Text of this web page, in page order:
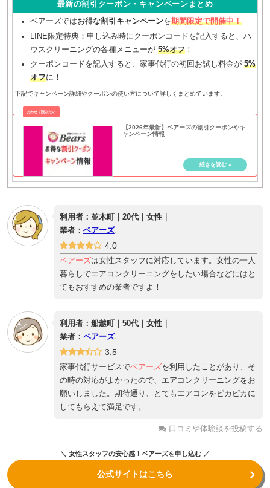
最新の割引クーポン・キャンペーンまとめ
ベアーズではお得な割引キャンペーンを期間限定で開催中！
LINE限定特典：申し込み時にクーポンコードを記入すると、ハ
ウスクリーニングの各種メニューが 5%オフ！
クーポンコードを記入すると、家事代行の初回お試し料金が 5%
オフに！
下記でキャンペーン詳細やクーポンの使い方について詳しくまとめています。
【2026年最新】ベアーズの割引クーポンやキ
ャンペーン情報
利用者：並木町｜20代｜女性｜
業者： ベアーズ
4.0
ベアーズは女性スタッフに対応しています。女性の一人
暮らしでエアコンクリーニングをしたい場合などにはと
てもおすすめの業者ですよ！
利用者：船越町｜50代｜女性｜
業者： ベアーズ
3.5
家事代行サービスでベアーズを利用したことがあり、そ
の時の対応がよかったので、エアコンクリーニングをお
願いしました。期待通り、とてもエアコンをピカピカに
してもらえて満足です。
口コミや体験談を投稿する
＼ 女性スタッフの安心感！ベアーズを申し込む ／
公式サイトはこちら